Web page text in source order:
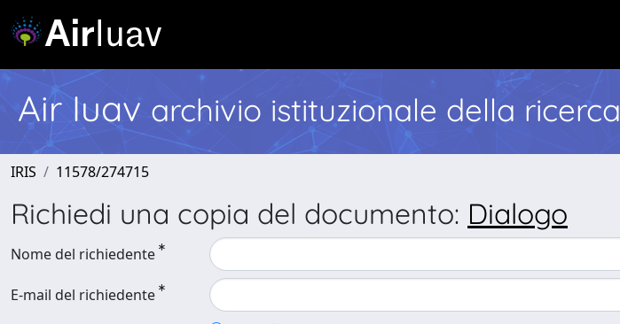
Air Iuav archivio istituzionale della ricerca
IRIS 11578/274715
Richiedi una copia del documento: Dialogo
Nome del richiedente
E-mail del richiedente